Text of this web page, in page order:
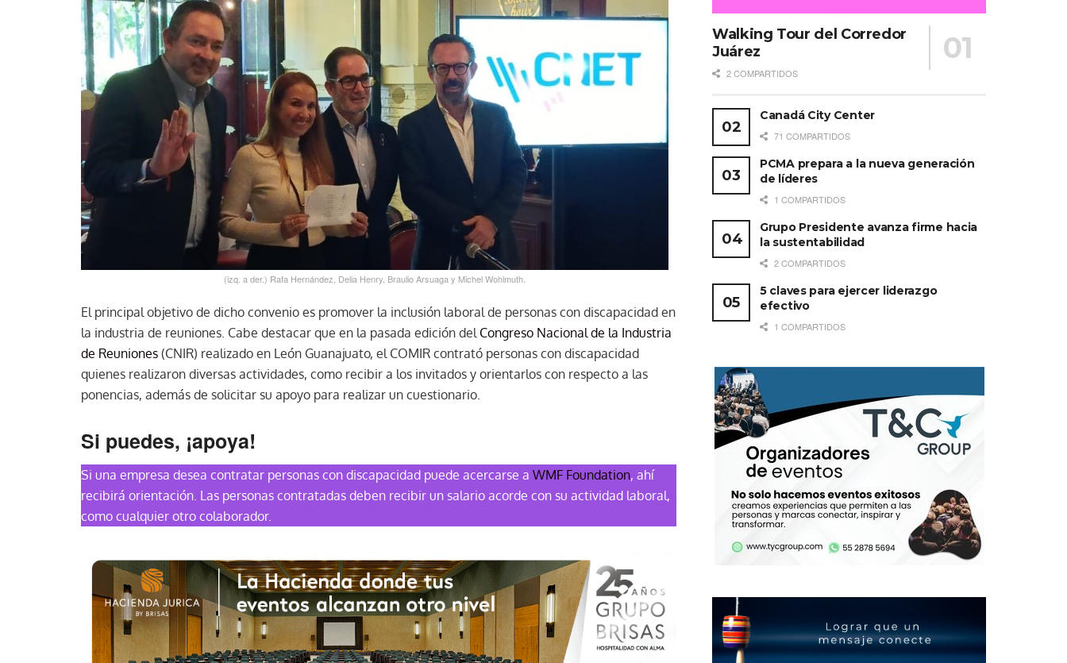
(izq. a der.) Rafa Hernández, Delia Henry, Braulio Arsuaga y Michel Wohlmuth.
El principal objetivo de dicho convenio es promover la inclusión laboral de personas con discapacidad en
la industria de reuniones. Cabe destacar que en la pasada edición del Congreso Nacional de la Industria
de Reuniones (CNIR) realizado en León Guanajuato, el COMIR contrató personas con discapacidad
quienes realizaron diversas actividades, como recibir a los invitados y orientarlos con respecto a las
ponencias, además de solicitar su apoyo para realizar un cuestionario.
Si puedes, ¡apoya!
Si una empresa desea contratar personas con discapacidad puede acercarse a WMF Foundation, ahí
recibirá orientación. Las personas contratadas deben recibir un salario acorde con su actividad laboral,
como cualquier otro colaborador.
Walking Tour del Corredor
Juárez
2 COMPARTIDOS
Canadá City Center
71 COMPARTIDOS
PCMA prepara a la nueva generación
de líderes
1 COMPARTIDOS
Grupo Presidente avanza firme hacia
la sustentabilidad
2 COMPARTIDOS
5 claves para ejercer liderazgo
efectivo
1 COMPARTIDOS